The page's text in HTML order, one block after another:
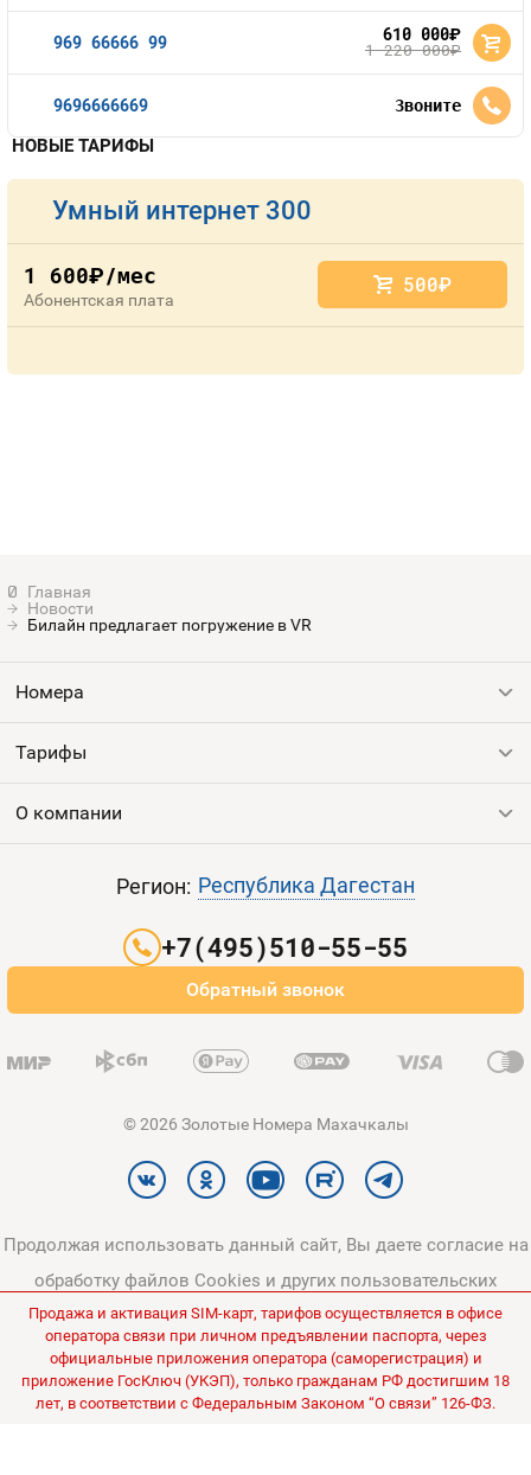
Новости
Билайн предлагает погружение в VR
969 66666 99 610 000руб.
1 220 000руб.
9696666669 Звоните
НОВЫЕ ТАРИФЫ
Умный интернет 300
1 600руб./мес
Абонентская плата
500руб.
Номера
Все номера
Тарифы
Выгодные тарифы
О компании
Оплата и доставка
Регион: Республика Дагестан
+7(495)510-55-55
Обратный звонок
© 2026 Золотые Номера Махачкалы
Продолжая использовать данный сайт, Вы даете согласие на
обработку файлов Cookies и других пользовательских
данных, в соответствии сПолитикой конфиденциальности
Политикой в отношении обработки персональных данных
Все цены на сайте указаны без НДС.
Продажа и активация SIM-карт, тарифов осуществляется в офисе
оператора связи при личном предъявлении паспорта, через
официальные приложения оператора (саморегистрация) и
приложение ГосКлюч (УКЭП), только гражданам РФ достигшим 18
лет, в соответствии с Федеральным Законом “О связи” 126-ФЗ.